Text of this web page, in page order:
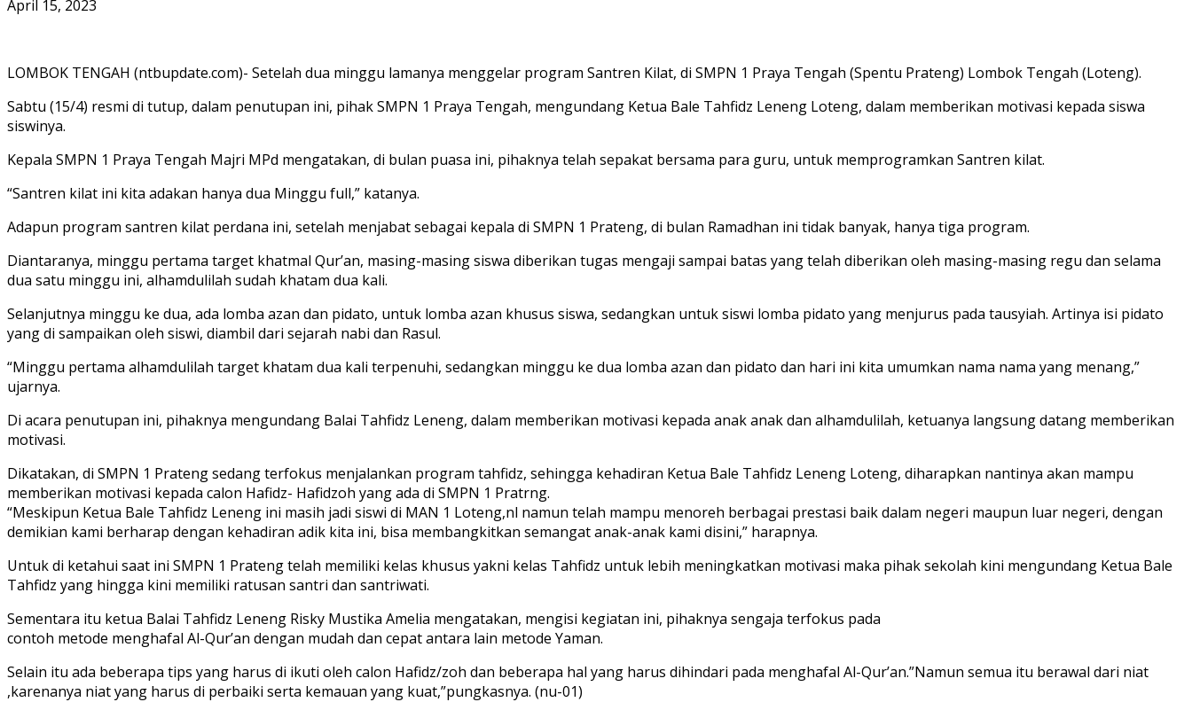
April 15, 2023
LOMBOK TENGAH (ntbupdate.com)- Setelah dua minggu lamanya menggelar program Santren Kilat, di SMPN 1 Praya Tengah (Spentu Prateng) Lombok Tengah (Loteng).
Sabtu (15/4) resmi di tutup, dalam penutupan ini, pihak SMPN 1 Praya Tengah, mengundang Ketua Bale Tahfidz Leneng Loteng, dalam memberikan motivasi kepada siswa
siswinya.
Kepala SMPN 1 Praya Tengah Majri MPd mengatakan, di bulan puasa ini, pihaknya telah sepakat bersama para guru, untuk memprogramkan Santren kilat.
“Santren kilat ini kita adakan hanya dua Minggu full,” katanya.
Adapun program santren kilat perdana ini, setelah menjabat sebagai kepala di SMPN 1 Prateng, di bulan Ramadhan ini tidak banyak, hanya tiga program.
Diantaranya, minggu pertama target khatmal Qur’an, masing-masing siswa diberikan tugas mengaji sampai batas yang telah diberikan oleh masing-masing regu dan selama
dua satu minggu ini, alhamdulilah sudah khatam dua kali.
Selanjutnya minggu ke dua, ada lomba azan dan pidato, untuk lomba azan khusus siswa, sedangkan untuk siswi lomba pidato yang menjurus pada tausyiah. Artinya isi pidato
yang di sampaikan oleh siswi, diambil dari sejarah nabi dan Rasul.
“Minggu pertama alhamdulilah target khatam dua kali terpenuhi, sedangkan minggu ke dua lomba azan dan pidato dan hari ini kita umumkan nama nama yang menang,”
ujarnya.
Di acara penutupan ini, pihaknya mengundang Balai Tahfidz Leneng, dalam memberikan motivasi kepada anak anak dan alhamdulilah, ketuanya langsung datang memberikan
motivasi.
Dikatakan, di SMPN 1 Prateng sedang terfokus menjalankan program tahfidz, sehingga kehadiran Ketua Bale Tahfidz Leneng Loteng, diharapkan nantinya akan mampu
memberikan motivasi kepada calon Hafidz- Hafidzoh yang ada di SMPN 1 Pratrng.
“Meskipun Ketua Bale Tahfidz Leneng ini masih jadi siswi di MAN 1 Loteng,nl namun telah mampu menoreh berbagai prestasi baik dalam negeri maupun luar negeri, dengan
demikian kami berharap dengan kehadiran adik kita ini, bisa membangkitkan semangat anak-anak kami disini,” harapnya.
Untuk di ketahui saat ini SMPN 1 Prateng telah memiliki kelas khusus yakni kelas Tahfidz untuk lebih meningkatkan motivasi maka pihak sekolah kini mengundang Ketua Bale
Tahfidz yang hingga kini memiliki ratusan santri dan santriwati.
Sementara itu ketua Balai Tahfidz Leneng Risky Mustika Amelia mengatakan, mengisi kegiatan ini, pihaknya sengaja terfokus pada
contoh metode menghafal Al-Qur’an dengan mudah dan cepat antara lain metode Yaman.
Selain itu ada beberapa tips yang harus di ikuti oleh calon Hafidz/zoh dan beberapa hal yang harus dihindari pada menghafal Al-Qur’an.”Namun semua itu berawal dari niat
,karenanya niat yang harus di perbaiki serta kemauan yang kuat,”pungkasnya. (nu-01)